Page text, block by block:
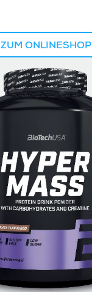
ZUM ONLINESHOP